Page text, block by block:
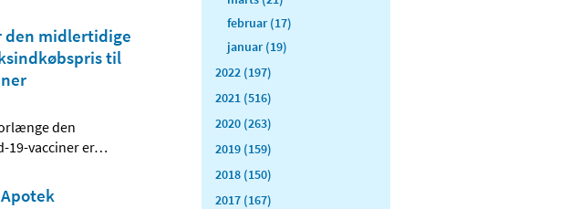
midlertidige
til
den
19-vacciner er…
februar (17)
januar (19)
2022 (197)
2021 (516)
2020 (263)
2019 (159)
2018 (150)
2017 (167)